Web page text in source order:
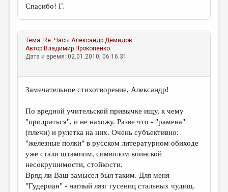
Спасибо! Г.
Тема: Re: Часы Александр Демидов
Автор Владимир Прокопенко
Дата и время: 02.01.2010, 06:16:31
Замечательное стихотворение, Александр!
По вредной учительской привычке ищу, к чему
"придраться", и не нахожу. Разве что - "рамена"
(плечи) и рулетка на них. Очень субъективно:
"железные полки" в русском литературном обиходе
уже стали штампом, символом воинской
несокрушимости, стойкости.
Вряд ли Ваш замысел был таким. Для меня
"Гудериан" - наглый лязг гусениц стальных чудищ.